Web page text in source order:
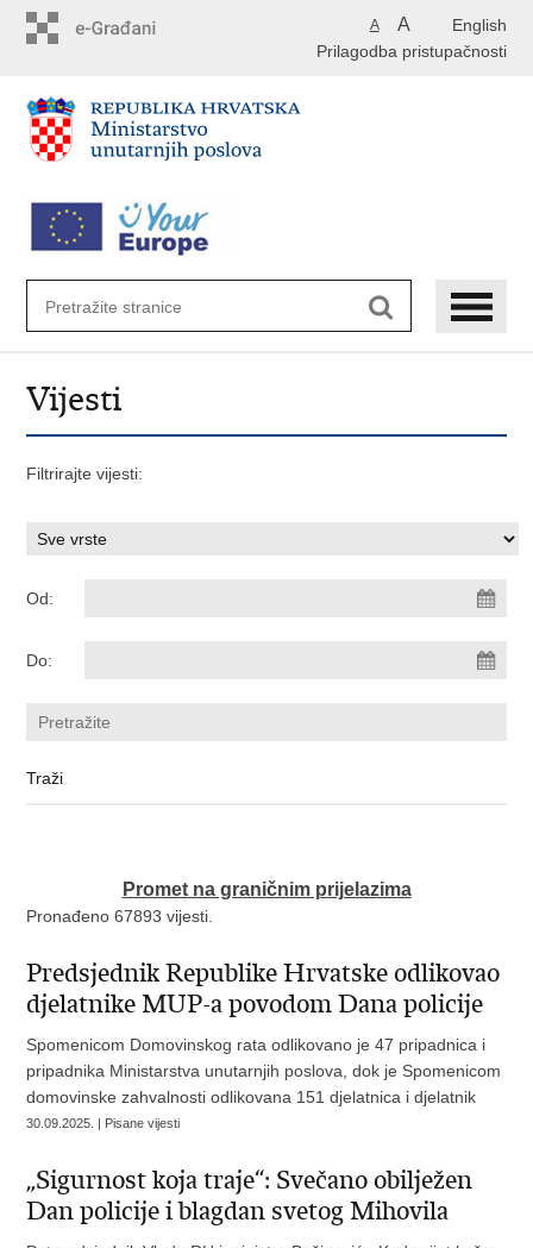
English
A A
Prilagodba pristupačnosti
Vijesti
Filtrirajte vijesti:
Od:
Do:
Promet na graničnim prijelazima
Pronađeno 67893 vijesti.
Predsjednik Republike Hrvatske odlikovao
djelatnike MUP-a povodom Dana policije
Spomenicom Domovinskog rata odlikovano je 47 pripadnica i
pripadnika Ministarstva unutarnjih poslova, dok je Spomenicom
domovinske zahvalnosti odlikovana 151 djelatnica i djelatnik
30.09.2025. | Pisane vijesti
„Sigurnost koja traje“: Svečano obilježen
Dan policije i blagdan svetog Mihovila